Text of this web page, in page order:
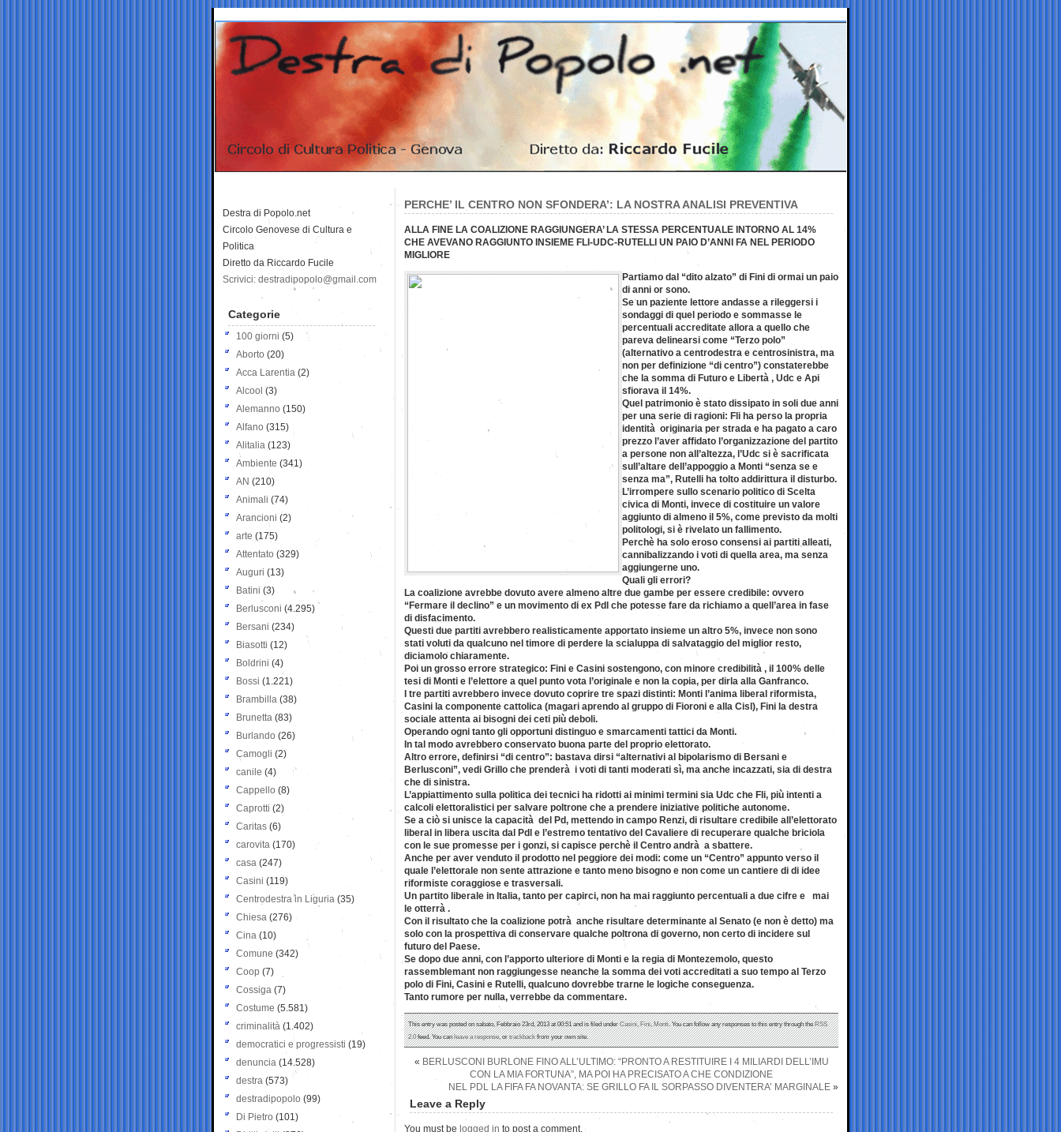
PERCHE’ IL CENTRO NON SFONDERA’: LA NOSTRA ANALISI PREVENTIVA
ALLA FINE LA COALIZIONE RAGGIUNGERA’ LA STESSA PERCENTUALE INTORNO AL 14%
CHE AVEVANO RAGGIUNTO INSIEME FLI-UDC-RUTELLI UN PAIO D’ANNI FA NEL PERIODO
MIGLIORE
Partiamo dal “dito alzato” di Fini di ormai un paio
di anni or sono.
Se un paziente lettore andasse a rileggersi i
sondaggi di quel periodo e sommasse le
percentuali accreditate allora a quello che
pareva delinearsi come “Terzo polo”
(alternativo a centrodestra e centrosinistra, ma
non per definizione “di centro”) constaterebbe
che la somma di Futuro e Libertà , Udc e Api
sfiorava il 14%.
Quel patrimonio è stato dissipato in soli due anni
per una serie di ragioni: Fli ha perso la propria
identità originaria per strada e ha pagato a caro
prezzo l’aver affidato l’organizzazione del partito
a persone non all’altezza, l’Udc si è sacrificata
sull’altare dell’appoggio a Monti “senza se e
senza ma”, Rutelli ha tolto addirittura il disturbo.
L’irrompere sullo scenario politico di Scelta
civica di Monti, invece di costituire un valore
aggiunto di almeno il 5%, come previsto da molti
politologi, si è rivelato un fallimento.
Perchè ha solo eroso consensi ai partiti alleati,
cannibalizzando i voti di quella area, ma senza
aggiungerne uno.
Quali gli errori?
La coalizione avrebbe dovuto avere almeno altre due gambe per essere credibile: ovvero
“Fermare il declino” e un movimento di ex Pdl che potesse fare da richiamo a quell’area in fase
di disfacimento.
Questi due partiti avrebbero realisticamente apportato insieme un altro 5%, invece non sono
stati voluti da qualcuno nel timore di perdere la scialuppa di salvataggio del miglior resto,
diciamolo chiaramente.
Poi un grosso errore strategico: Fini e Casini sostengono, con minore credibilità , il 100% delle
tesi di Monti e l’elettore a quel punto vota l’originale e non la copia, per dirla alla Ganfranco.
I tre partiti avrebbero invece dovuto coprire tre spazi distinti: Monti l’anima liberal riformista,
Casini la componente cattolica (magari aprendo al gruppo di Fioroni e alla Cisl), Fini la destra
sociale attenta ai bisogni dei ceti più deboli.
Operando ogni tanto gli opportuni distinguo e smarcamenti tattici da Monti.
In tal modo avrebbero conservato buona parte del proprio elettorato.
Altro errore, definirsi “di centro”: bastava dirsi “alternativi al bipolarismo di Bersani e
Berlusconi”, vedi Grillo che prenderà i voti di tanti moderati sì, ma anche incazzati, sia di destra
che di sinistra.
L’appiattimento sulla politica dei tecnici ha ridotti ai minimi termini sia Udc che Fli, più intenti a
calcoli elettoralistici per salvare poltrone che a prendere iniziative politiche autonome.
Se a ciò si unisce la capacità del Pd, mettendo in campo Renzi, di risultare credibile all’elettorato
liberal in libera uscita dal Pdl e l’estremo tentativo del Cavaliere di recuperare qualche briciola
con le sue promesse per i gonzi, si capisce perchè il Centro andrà a sbattere.
Anche per aver venduto il prodotto nel peggiore dei modi: come un “Centro” appunto verso il
quale l’elettorale non sente attrazione e tanto meno bisogno e non come un cantiere di di idee
riformiste coraggiose e trasversali.
Un partito liberale in Italia, tanto per capirci, non ha mai raggiunto percentuali a due cifre e mai
le otterrà .
Con il risultato che la coalizione potrà anche risultare determinante al Senato (e non è detto) ma
solo con la prospettiva di conservare qualche poltrona di governo, non certo di incidere sul
futuro del Paese.
Se dopo due anni, con l’apporto ulteriore di Monti e la regia di Montezemolo, questo
rassemblemant non raggiungesse neanche la somma dei voti accreditati a suo tempo al Terzo
polo di Fini, Casini e Rutelli, qualcuno dovrebbe trarne le logiche conseguenza.
Tanto rumore per nulla, verrebbe da commentare.
This entry was posted on sabato, Febbraio 23rd, 2013 at 00:51 and is filed underCasini,Fini,Monti. You can follow any responses to this entry through theRSS
2.0feed. You canleave a response, ortrackbackfrom your own site.
« BERLUSCONI BURLONE FINO ALL’ULTIMO: “PRONTO A RESTITUIRE I 4 MILIARDI DELL’IMU
CON LA MIA FORTUNA”, MA POI HA PRECISATO A CHE CONDIZIONE
NEL PDL LA FIFA FA NOVANTA: SE GRILLO FA IL SORPASSO DIVENTERA’ MARGINALE »
Leave a Reply
You must be logged in to post a comment.
Destra di Popolo.net
Circolo Genovese di Cultura e
Politica
Diretto da Riccardo Fucile
Scrivici: destradipopolo@gmail.com
Categorie
100 giorni (5)
Aborto (20)
Acca Larentia (2)
Alcool (3)
Alemanno (150)
Alfano (315)
Alitalia (123)
Ambiente (341)
AN (210)
Animali (74)
Arancioni (2)
arte (175)
Attentato (329)
Auguri (13)
Batini (3)
Berlusconi (4.295)
Bersani (234)
Biasotti (12)
Boldrini (4)
Bossi (1.221)
Brambilla (38)
Brunetta (83)
Burlando (26)
Camogli (2)
canile (4)
Cappello (8)
Caprotti (2)
Caritas (6)
carovita (170)
casa (247)
Casini (119)
Centrodestra in Liguria (35)
Chiesa (276)
Cina (10)
Comune (342)
Coop (7)
Cossiga (7)
Costume (5.581)
criminalità (1.402)
democratici e progressisti (19)
denuncia (14.528)
destra (573)
destradipopolo (99)
Di Pietro (101)